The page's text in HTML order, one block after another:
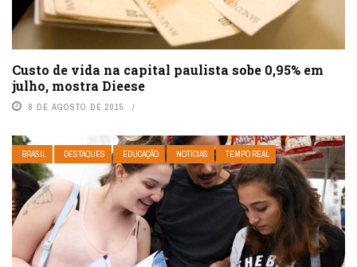
Custo de vida na capital paulista sobe 0,95% em
julho, mostra Dieese
8 DE AGOSTO DE 2015
BRASIL DESTAQUES EDUCAÇÃO NOTÍCIAS TEMPO REAL